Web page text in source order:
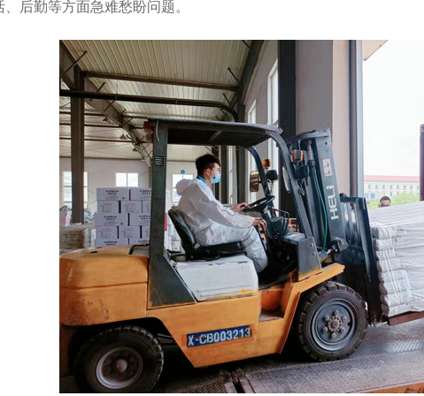
后勤等方面急难愁盼问题。